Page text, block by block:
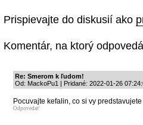
Prispievajte do diskusií ako
Komentár, na ktorý
Re: Smerom k ľudom!
Od: MackoPu1 | Pridané: 2022-01-26
Pocuvajte kefalin, co si vy
Odpovedať